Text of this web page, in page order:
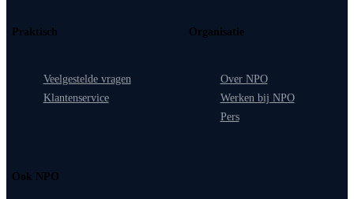
Praktisch
Veelgestelde vragen
Klantenservice
Organisatie
Over NPO
Werken bij NPO
Pers
Ook NPO